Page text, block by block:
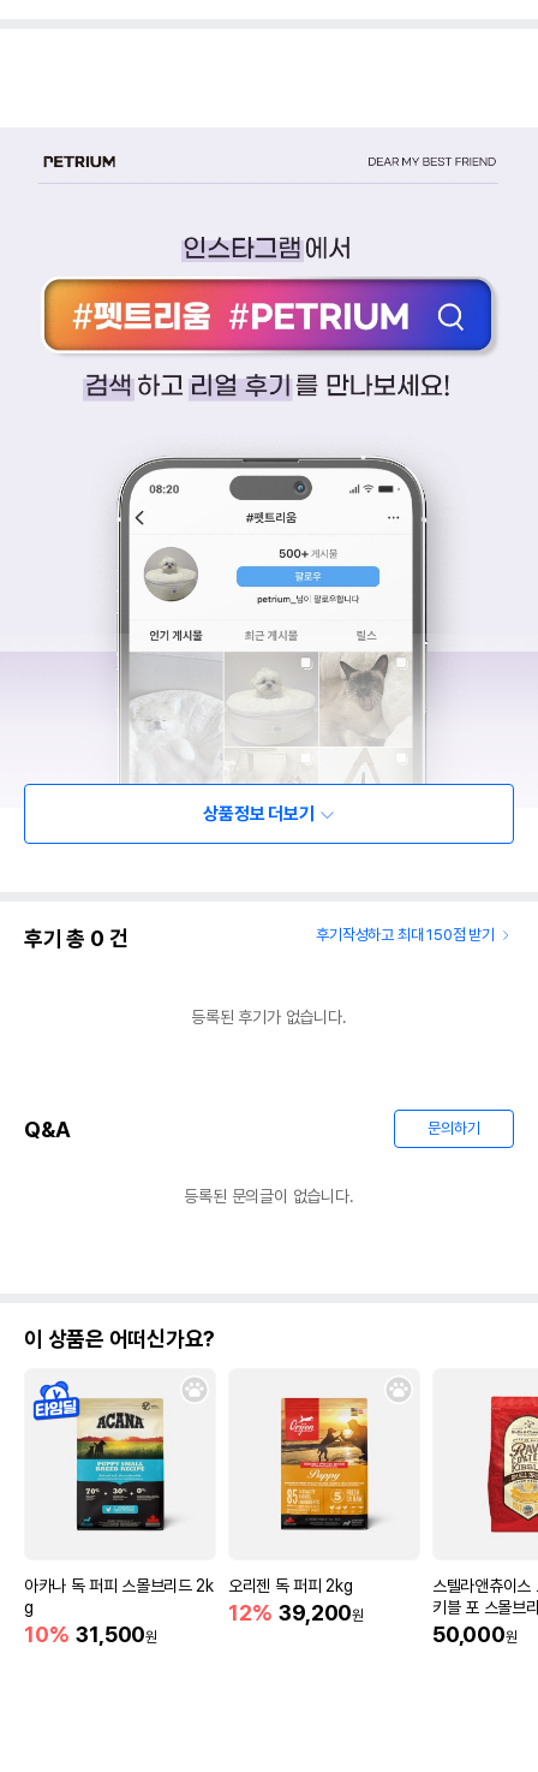
상품정보 더보기
후기 총 0 건 후기작성하고 최대 150점 받기
등록된 후기가 없습니다.
Q&A 문의하기
등록된 문의글이 없습니다.
이 상품은 어떠신가요?
아카나 독 퍼피 스몰브리드 2k
g
10% 31,500원
오리젠 독 퍼피 2kg
12% 39,200원
스텔라앤츄이스
키블 포 스몰브
리 치킨 1.6kg
50,000원